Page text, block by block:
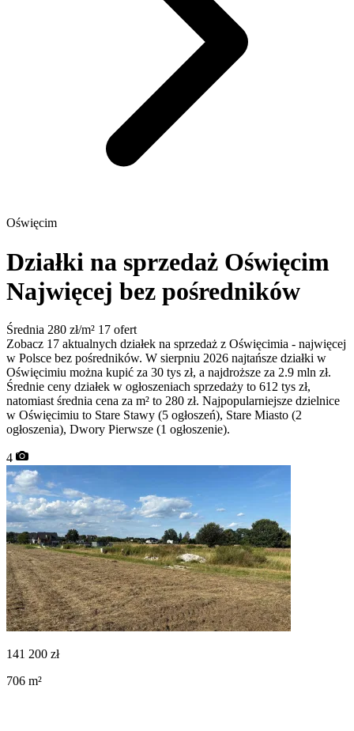
Oświęcim
Działki na sprzedaż Oświęcim
Najwięcej bez pośredników
Średnia 280 zł/m² 17 ofert
Zobacz 17 aktualnych działek na sprzedaż z Oświęcimia - najwięcej
w Polsce bez pośredników. W sierpniu 2026 najtańsze działki w
Oświęcimiu można kupić za 30 tys zł, a najdroższe za 2.9 mln zł.
Średnie ceny działek w ogłoszeniach sprzedaży to 612 tys zł,
natomiast średnia cena za m² to 280 zł. Najpopularniejsze dzielnice
w Oświęcimiu to Stare Stawy (5 ogłoszeń), Stare Miasto (2
ogłoszenia), Dwory Pierwsze (1 ogłoszenie).
4
141 200 zł
706 m²